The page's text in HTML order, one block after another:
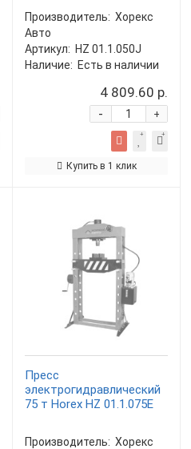
Производитель: Хорекс
Авто
Артикул: HZ 01.1.050J
Наличие: Есть в наличии
4 809.60 р.
+
-
Купить в 1 клик
Пресс
электрогидравлический
75 т Horex HZ 01.1.075E
Производитель: Хорекс